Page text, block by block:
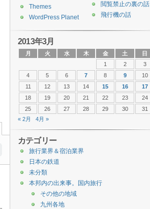
閲覧禁止の裏の話
飛行機の話
Themes
WordPress Planet
2013年3月
月 火 水 木 金 土
日
1
2
3
4
5 6 7 8 9
10
11
12 13 14 15 16
17
18
19 20 21 22 23
24
25
26 27 28 29 30
31
« 2月
4月 »
カテゴリー
旅行業界＆宿泊業界
日本の鉄道
未分類
本邦内の出来事。国内旅行
その他の地域
九州各地